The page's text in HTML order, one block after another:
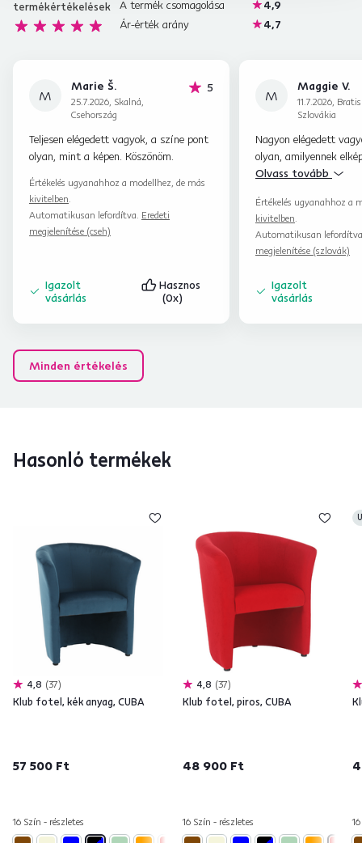
termékértékelések
A termék csomagolása
4,9
Ár-érték arány
4,7
M
Marie Š.
25.7.2026, Skalná,
Csehország
5hviezdičiek
Teljesen elégedett vagyok, a színe pont
olyan, mint a képen. Köszönöm.
Értékelés ugyanahhoz a modellhez, de más
kivitelben.
Automatikusan lefordítva. Eredeti
megjelenítése (cseh)
Igazolt
vásárlás
Hasznos
(0x)
M
Maggie V.
11.7.2026,
Szlovákia
Nagyon elégedett
olyan, amilyennek
szék helyzete és
Olvass tovább
Értékelés ugyanahhoz a
kivitelben.
Automatikusan
megjelenítése (szlovák)
Igazolt
vásárlás
Minden értékelés
Hasonló termékek
4,8 37
Klub fotel, kék anyag, CUBA
57 500 Ft
16 Szín - részletes
4,8 37
Klub fotel, piros, CUBA
48 900 Ft
16 Szín - részletes